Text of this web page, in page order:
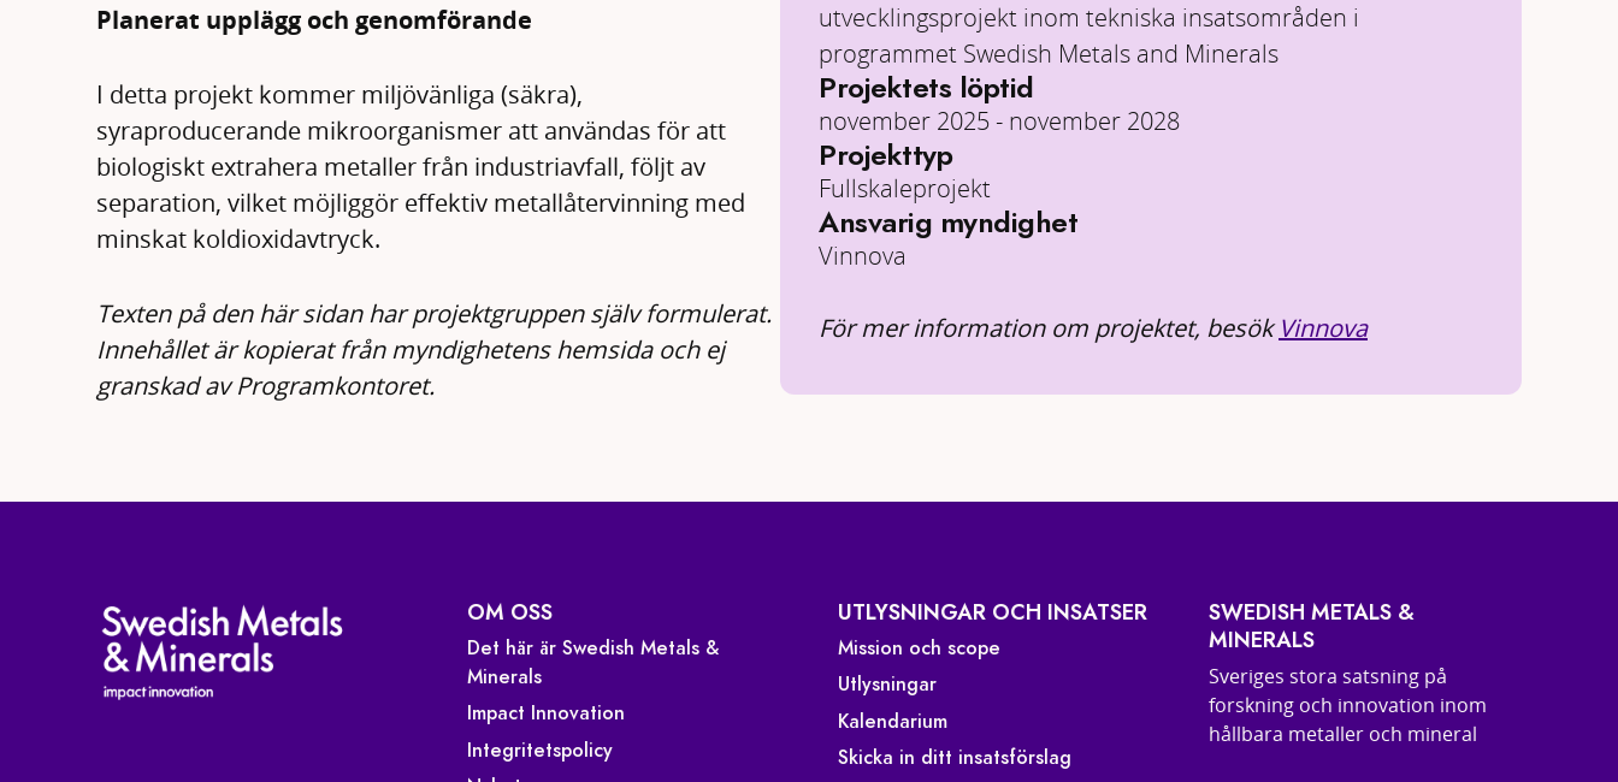
Planerat upplägg och genomförande
I detta projekt kommer miljövänliga (säkra),
syraproducerande mikroorganismer att användas för att
biologiskt extrahera metaller från industriavfall, följt av
separation, vilket möjliggör effektiv metallåtervinning med
minskat koldioxidavtryck.
Texten på den här sidan har projektgruppen själv formulerat.
Innehållet är kopierat från myndighetens hemsida och ej
granskad av Programkontoret.
utvecklingsprojekt inom tekniska insatsområden i
programmet Swedish Metals and Minerals
Projektets löptid
november 2025 - november 2028
Projekttyp
Fullskaleprojekt
Ansvarig myndighet
Vinnova
För mer information om projektet, besökVinnova
OM OSS
Det här är Swedish Metals &
Minerals
Impact Innovation
Integritetspolicy
UTLYSNINGAR OCH INSATSER
Mission och scope
Utlysningar
Kalendarium
Skicka in ditt insatsförslag
SWEDISH METALS &
MINERALS
Sveriges stora satsning på
forskning och innovation inom
hållbara metaller och mineral